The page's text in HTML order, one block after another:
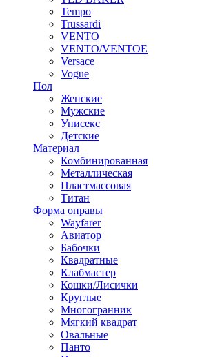
Tempo
Trussardi
VENTO
VENTO/VENTOE
Versace
Vogue
Пол
Женские
Мужские
Унисекс
Детские
Материал
Комбинированная
Металлическая
Пластмассовая
Титан
Форма оправы
Wayfarer
Авиатор
Бабочки
Квадратные
Клабмастер
Кошки/Лисички
Круглые
Многогранник
Мягкий квадрат
Овальные
Панто